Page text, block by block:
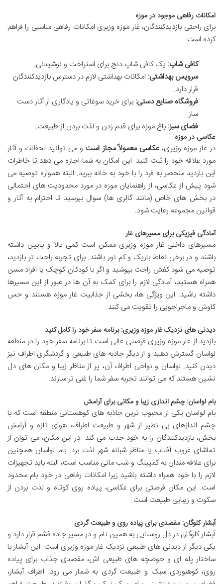
امکانات رفاهی موجود در موزه
برای راحتی بازدیدکنندگان، غار موزه وزیری امکانات رفاهی مناسبی را فراهم
کرده است:
کافی شاپ: یک کافی شاپ دنج برای استراحت و نوشیدنی.
سرویس بهداشتی: امکانات بهداشتی لازم در دسترس بازدیدکنندگان
قرار دارد.
فروشگاه صنایع دستی: برای خرید سوغاتی و یادگاری از آثار دست
ساز.
فضای سبز: باغ موزه برای قدم زدن و لذت بردن از طبیعت.
عکاسی در موزه
در غار موزه وزیری،عکاسی معمولاً مجاز است و می توانید لحظات و آثار
مورد علاقه خود را ثبت کنید. این امکان به شما اجازه می دهد تا خاطرات
این بازدید منحصر به فرد را با خود به خانه ببرید. البته همواره توصیه می
شود پیش از عکاسی، از راهنمایان موزه در مورد محدودیت های احتمالی
در بخش های خاص (مانند گالری ها) سوال بپرسید تا احترام به آثار و
قوانین مجموعه رعایت شود.
آمادگی فیزیکی برای مسیرهای غار
مسیرهای داخلی غار موزه وزیری ممکن است کمی بالا و پایین داشته
باشند و در برخی نقاط باریک و کم نور باشند. برای تجربه راحت تر بازدید،
توصیه می شود کفش راحت بپوشید و اگر با کودکان کوچک یا افراد مسن
همراه هستید، آمادگی لازم را برای کمک به آن ها در عبور از این مسیرها
داشته باشید. این ویژگی ها، بخشی از جذابیت غار موزه هستند و حس
کاوش و ماجراجویی را تقویت می کنند.
دیدنی های نزدیک غار موزه وزیری: برنامه سفر خود را کامل کنید
بازدید از غار موزه وزیری فرصتی عالی است تا برنامه سفر خود را در منطقه
لواسان گسترش دهید و از دیگر جاذبه های طبیعی و گردشگری اطراف نیز
دیدن کنید. لواسان و نواحی اطراف آن، پر از مناظر زیبا و مکان های دل
نشین هستند که می توانند تجربه سفر شما را غنی تر سازند.
بام لواسان: چشم اندازی زیبا و مکانی برای آرامش
بام لواسان یکی از محبوب ترین جاذبه های کوهستانی منطقه است که با
چشم اندازهای بی نظیر از شهر و طبیعت اطراف، هوای تازه و آرامش
بخش، بازدیدکنندگان را به خود جذب می کند. در این مکان، می توان از
تماشای غروب آفتاب یا مناظر شبانه شهر لذت برد. بام لواسان همچنین
برای علاقه مندان به کمپینگ و شب مانی مناسب است، البته باید تجهیزات
لازم را با خود همراه داشته باشید زیرا امکانات رفاهی در خود بام محدود
است. این مکان فرصتی برای عکاسی، پیاده روی کوتاه و لذت بردن از
سکوت و زیبایی طبیعت است.
آبشار کلوگان: مقصدی برای پیاده روی و طبیعت گردی
آبشار کلوگان در دل روستایی به همین نام و در مسیر جاده فشم قرار دارد و
یکی دیگر از دیدنی های طبیعی نزدیک غار موزه وزیری است. این آبشار با
ساختار پله ای و حوضچه های طبیعی اش، مقصدی جذاب برای پیاده
روی، کوهنوردی سبک و طبیعت گردی به شمار می رود. اطراف آبشار،